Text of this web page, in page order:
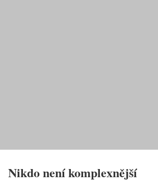
Nikdo není komplexnější